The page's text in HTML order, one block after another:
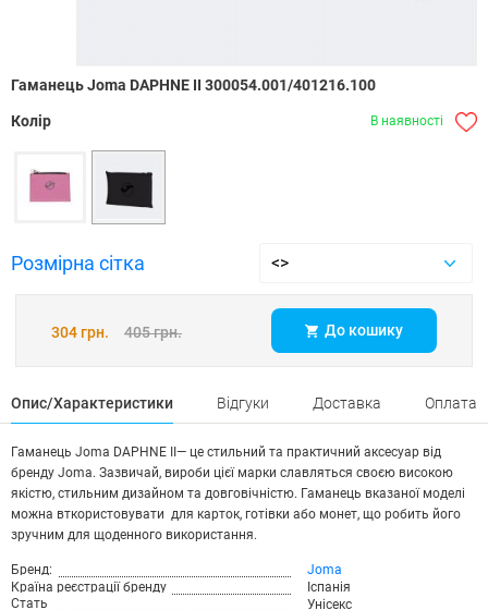
Гаманець Jomа DAPHNE II 300054.001/401216.100
В наявності
Колір
Розмірна сітка
304 грн. 405 грн. До кошику
Опис/Характеристики Відгуки Доставка Оплата
Гаманець Joma DAPHNE II— це стильний та практичний аксесуар від
бренду Joma. Зазвичай, вироби цієї марки славляться своєю високою
якістю, стильним дизайном та довговічністю. Гаманець вказаної моделі
можна вткористовувати для карток, готівки або монет, що робить його
зручним для щоденного використання.
Бренд:
Joma
Країна реєстрації бренду
Іспанія
Стать
Унісекс